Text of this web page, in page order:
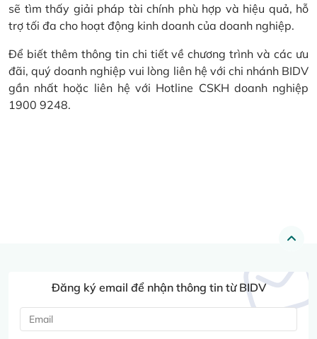
sẽ tìm thấy giải pháp tài chính phù hợp và hiệu quả, hỗ
trợ tối đa cho hoạt động kinh doanh của doanh nghiệp.
Để biết thêm thông tin chi tiết về chương trình và các ưu
đãi, quý doanh nghiệp vui lòng liên hệ với chi nhánh BIDV
gần nhất hoặc liên hệ với Hotline CSKH doanh nghiệp
1900 9248.
Đăng ký email để nhận thông tin từ BIDV